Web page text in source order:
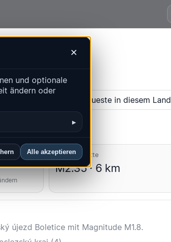
✕
und optionale
ändern oder
▸
Alle akzeptieren
Neueste in diesem Land
Durchschnitte
M2.35 · 6 km
újezd Boletice mit Magnitude M1.8.